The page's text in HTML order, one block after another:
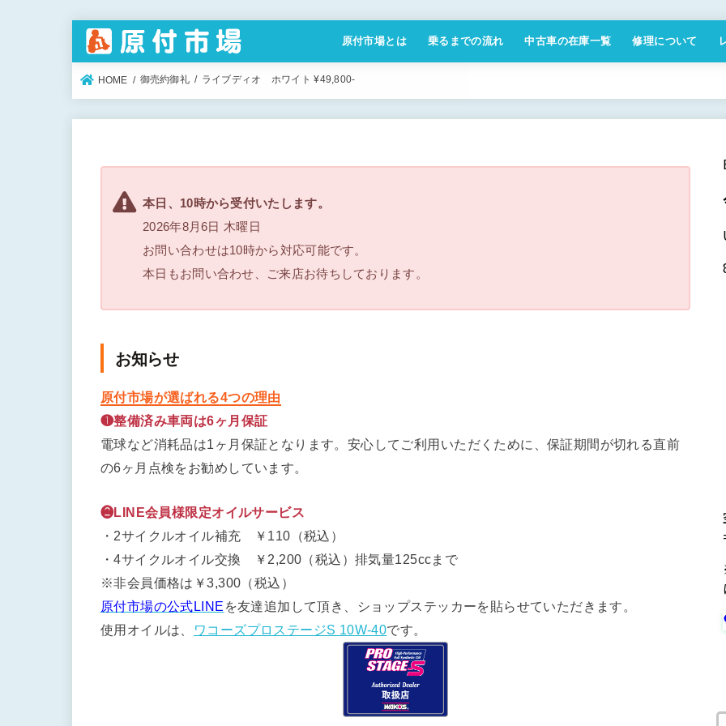
原付市場とは
特定商取引法に基づく表記
乗るまでの流れ 中古車の在庫一覧 修理について
HOME 御売約御礼 ライブディオ ホワイト ¥49,800-
本日、10時から受付いたします。
2026年8月6日 木曜日
お問い合わせは10時から対応可能です。
本日もお問い合わせ、ご来店お待ちしております。
お知らせ
原付市場が選ばれる4つの理由
❶整備済み車両は6ヶ月保証
電球など消耗品は1ヶ月保証となります。安心してご利用いただくために、保証期間が切れる直前
の6ヶ月点検をお勧めしています。
❷LINE会員様限定オイルサービス
・2サイクルオイル補充 ￥110（税込）
・4サイクルオイル交換 ￥2,200（税込）排気量125ccまで
※非会員価格は￥3,300（税込）
原付市場の公式LINE を友達追加して頂き、ショップステッカーを貼らせていただきます。
使用オイルは、
ワコーズプロステージS 10W-40です。